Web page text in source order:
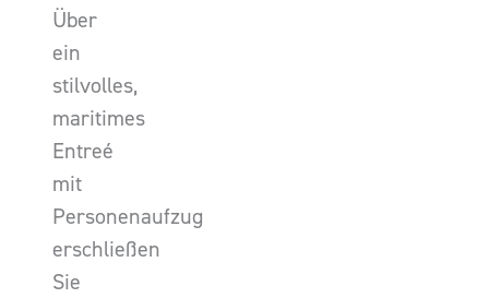
Über
ein
stilvolles,
maritimes
Entreé
mit
Personenaufzug
erschließen
Sie